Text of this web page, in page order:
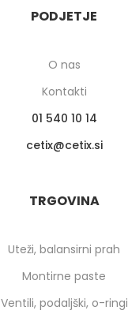
PODJETJE
O nas
Kontakti
01 540 10 14
cetix
cetix.si
TRGOVINA
Uteži, balansirni prah
Montirne paste
Ventili, podaljški, o-ringi